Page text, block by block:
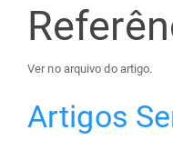
Ver no arquivo do artigo.
Artigos